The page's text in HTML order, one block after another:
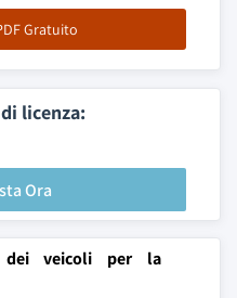
Gratuito
licenza:
Ora
dei veicoli per la